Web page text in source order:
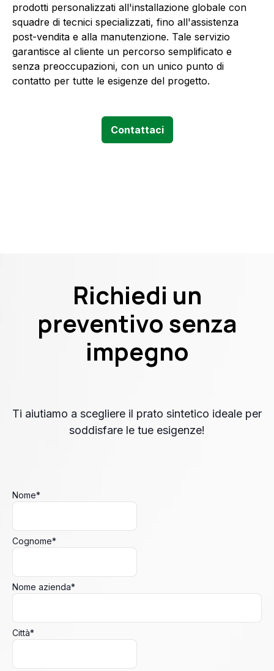
prodotti personalizzati all'installazione globale con
squadre di tecnici specializzati, fino all'assistenza
post-vendita e alla manutenzione. Tale servizio
garantisce al cliente un percorso semplificato e
senza preoccupazioni, con un unico punto di
contatto per tutte le esigenze del progetto.
Contattaci
Richiedi un
preventivo senza
impegno
Ti aiutiamo a scegliere il prato sintetico ideale per
soddisfare le tue esigenze!
Nome*
Cognome*
Nome azienda*
Città*